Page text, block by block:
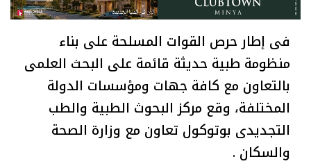
فى إطار حرص القوات المسلحة على بناء
منظومة طبية حديثة قائمة على البحث العلمى
بالتعاون مع كافة جهات ومؤسسات الدولة
المختلفة، وقع مركز البحوث الطبية والطب
التجديدى بوتوكول تعاون مع وزارة الصحة
والسكان .